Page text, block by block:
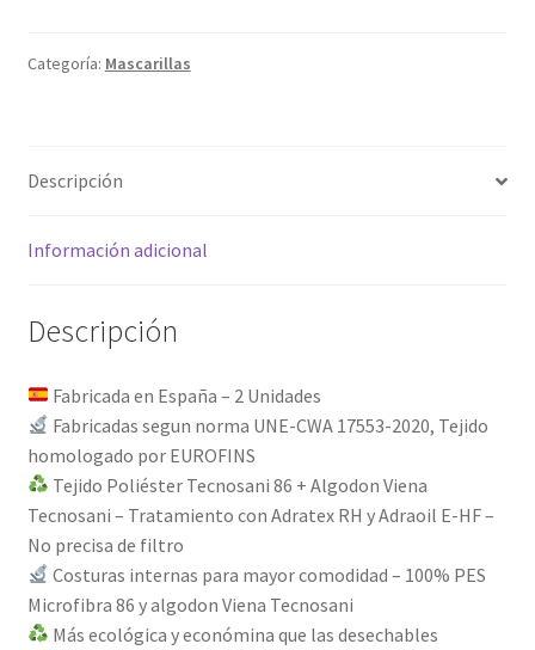
Categoría: Mascarillas
Descripción
Información adicional
Descripción
Fabricada en España – 2 Unidades
Fabricadas segun norma UNE-CWA 17553-2020, Tejido
homologado por EUROFINS
Tejido Poliéster Tecnosani 86 + Algodon Viena
Tecnosani – Tratamiento con Adratex RH y Adraoil E-HF –
No precisa de filtro
Costuras internas para mayor comodidad – 100% PES
Microfibra 86 y algodon Viena Tecnosani
Más ecológica y económina que las desechables